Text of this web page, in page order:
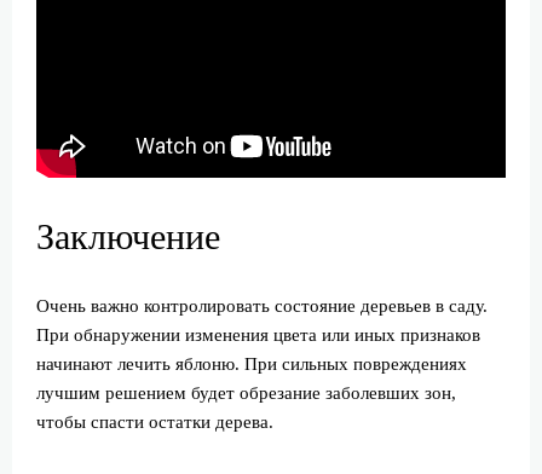
Заключение
Очень важно контролировать состояние деревьев в саду.
При обнаружении изменения цвета или иных признаков
начинают лечить яблоню. При сильных повреждениях
лучшим решением будет обрезание заболевших зон,
чтобы спасти остатки дерева.